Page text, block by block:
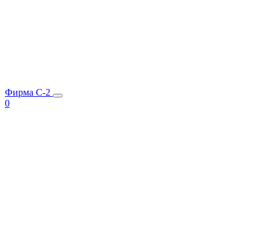
Фирма C-2
0